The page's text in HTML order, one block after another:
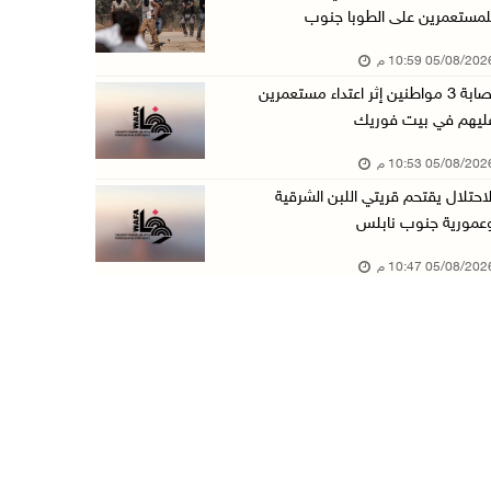
عبد السلام السيد يفوز بترشيح الديمقراطيين لمج ...
الهلال الأحمر: 8 إصابات إثر اعتداء الاحتلال ...
مخطط استعماري جديد في "جيلو" يهدد بعزل القدس ...
الاحتلال ينصب حاجزًا عسكريًا على مدخل بلدة دي ...
على الطوبا جنوب
08/2026 10:59 م
إصابة 3 مواطنين إثر اعتداء مستعمرين
في بيت فوريك
08/2026 10:53 م
يقتحم قريتي اللبن الشرقية
جنوب نابلس
08/2026 10:47 م